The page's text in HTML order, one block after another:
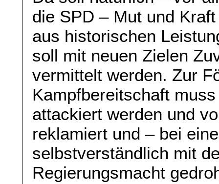
die SPD – Mut und
aus historischen
soll mit neuen Zielen
vermittelt werden. Zur
Kampfbereitschaft
attackiert werden und
reklamiert und – bei
selbstverständlich mit
Regierungsmacht